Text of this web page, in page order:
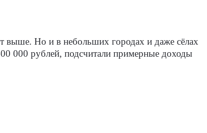
выше. Но и в небольших городах и даже сёлах
000 рублей, подсчитали примерные доходы